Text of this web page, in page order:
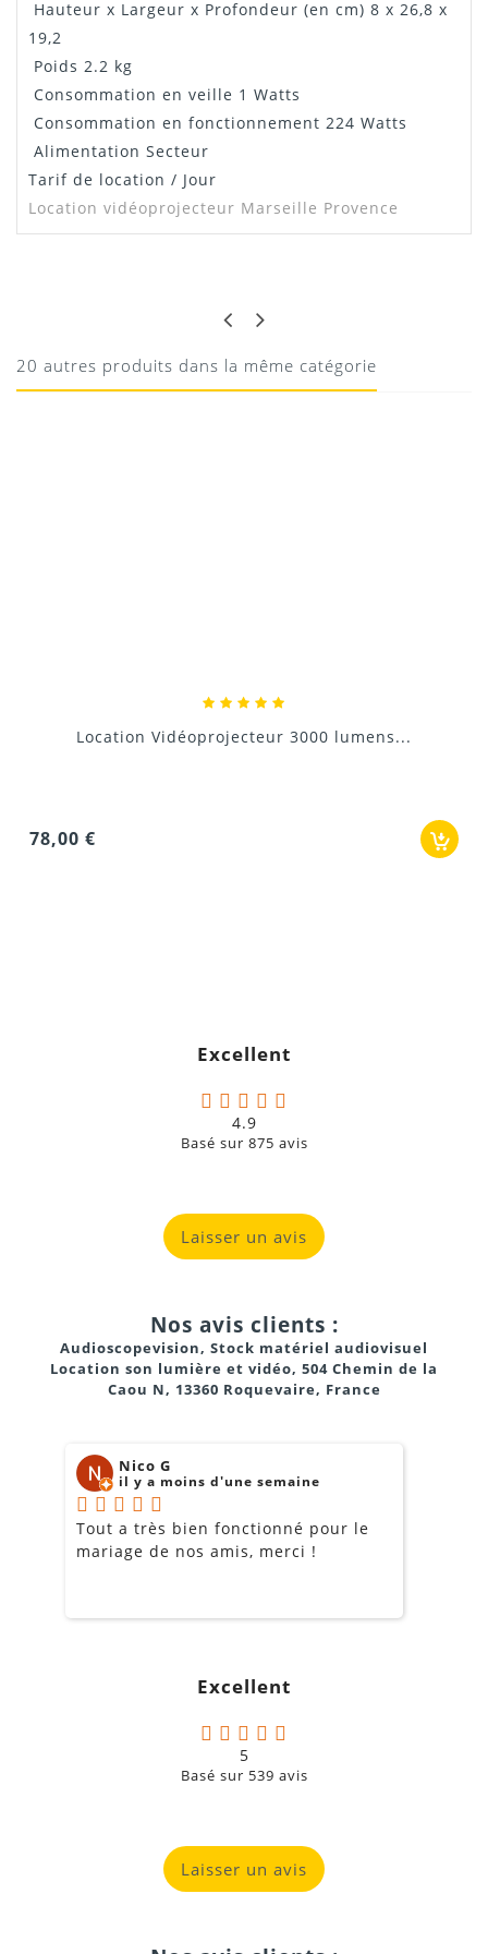
Hauteur x Largeur x Profondeur (en cm) 8 x 26,8 x
19,2
Poids 2.2 kg
Consommation en veille 1 Watts
Consommation en fonctionnement 224 Watts
Alimentation Secteur
Tarif de location / Jour
Location vidéoprojecteur Marseille Provence
location de vidéoprojecteur à Cassis
ACER X110 2500 lumens
technologie DLP (Digital Light
VGA
Composite
Ces ports permettent de brancher facilement un
ordinateur portable, un lecteur DVD ou d’autres
appareils compatibles.
projection avant, arrière
14/04/2025
Donnez votre avis !
Téléchargement
20 autres produits dans la même catégorie
Excellent
4.9
Basé sur 875 avis
Laisser un avis
Nos avis clients :
Audioscopevision, Stock matériel audiovisuel
Location son lumière et vidéo, 504 Chemin de la
Caou N, 13360 Roquevaire, France
Nico G
il y a moins d'une semaine
Tout a très bien fonctionné pour le
mariage de nos amis, merci !
Excellent
5
Basé sur 539 avis
Laisser un avis